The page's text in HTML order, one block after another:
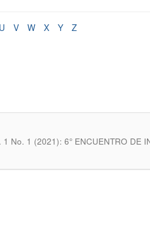
U V W X Y
Z
No. 1 (2021): 6° ENCUENTRO DE